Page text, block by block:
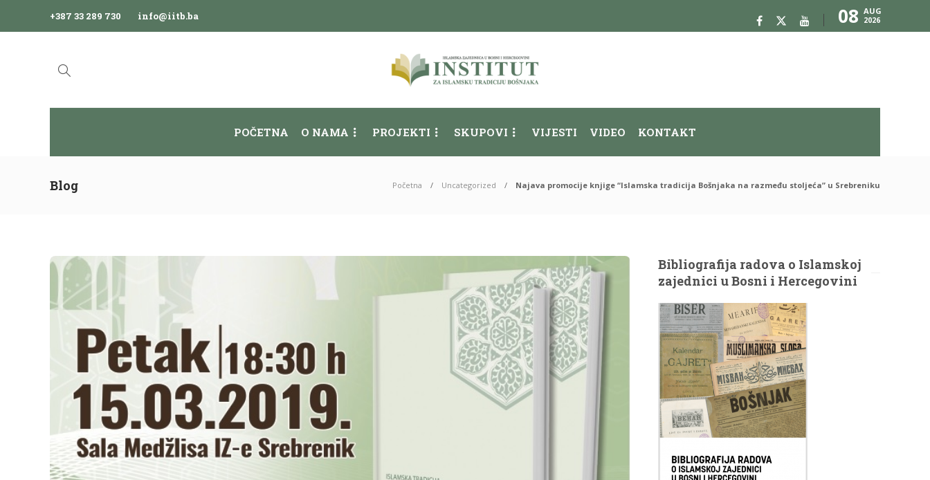
+387 33 289 730 info@iitb.ba 08 AUG
2026
POČETNA O NAMA PROJEKTI SKUPOVI VIJESTI VIDEO KONTAKT
Blog Početna Uncategorized Najava promocije knjige “Islamska tradicija Bošnjaka na razmeđu stoljeća” u Srebreniku
Bibliografija radova o Islamskoj
zajednici u Bosni i Hercegovini